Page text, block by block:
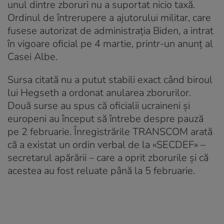
unul dintre zboruri nu a suportat nicio taxă.
Ordinul de întrerupere a ajutorului militar, care
fusese autorizat de administrația Biden, a intrat
în vigoare oficial pe 4 martie, printr-un anunț al
Casei Albe.
Sursa citată nu a putut stabili exact când biroul
lui Hegseth a ordonat anularea zborurilor.
Două surse au spus că oficialii ucraineni și
europeni au început să întrebe despre pauză
pe 2 februarie. Înregistrările TRANSCOM arată
că a existat un ordin verbal de la «SECDEF» –
secretarul apărării – care a oprit zborurile și că
acestea au fost reluate până la 5 februarie.